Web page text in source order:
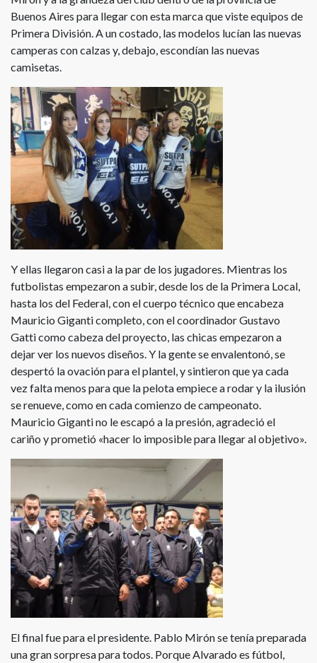
Buenos Aires para llegar con esta marca que viste equipos de
Primera División. A un costado, las modelos lucían las nuevas
camperas con calzas y, debajo, escondían las nuevas
camisetas.
Y ellas llegaron casi a la par de los jugadores. Mientras los
futbolistas empezaron a subir, desde los de la Primera Local,
hasta los del Federal, con el cuerpo técnico que encabeza
Mauricio Giganti completo, con el coordinador Gustavo
Gatti como cabeza del proyecto, las chicas empezaron a
dejar ver los nuevos diseños. Y la gente se envalentonó, se
despertó la ovación para el plantel, y sintieron que ya cada
vez falta menos para que la pelota empiece a rodar y la ilusión
se renueve, como en cada comienzo de campeonato.
Mauricio Giganti no le escapó a la presión, agradeció el
cariño y prometió «hacer lo imposible para llegar al objetivo».
El final fue para el presidente. Pablo Mirón se tenía preparada
una gran sorpresa para todos. Porque Alvarado es fútbol,